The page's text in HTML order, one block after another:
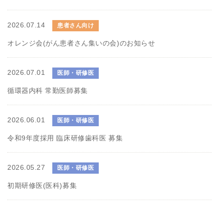
2026.07.14 患者さん向け
オレンジ会(がん患者さん集いの会)のお知らせ
2026.07.01 医師・研修医
循環器内科 常勤医師募集
2026.06.01 医師・研修医
令和9年度採用 臨床研修歯科医 募集
2026.05.27 医師・研修医
初期研修医(医科)募集